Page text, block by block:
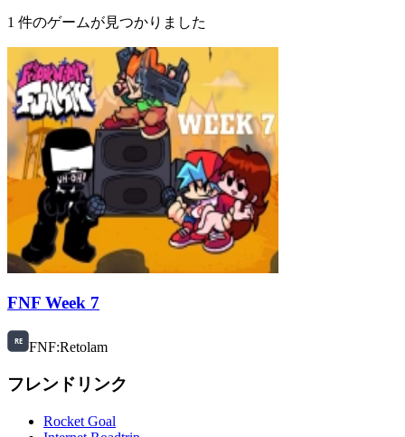
1 件のゲームが見つかりました
FNF Week 7
FNF:Retolam
フレンドリンク
Rocket Goal